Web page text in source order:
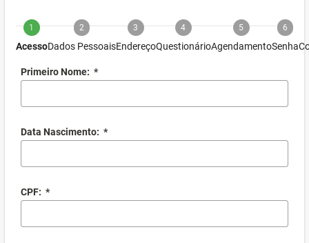
1
Acesso
2
Dados Pessoais
3
Endereço
4
Questionário
5
Agendamento
6
Senha
Primeiro Nome: *
Data Nascimento: *
CPF: *